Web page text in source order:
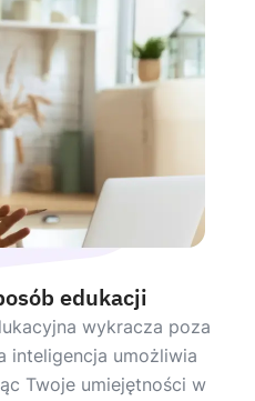
edukacji
wykracza poza
inteligencja umożliwia
Twoje umiejętności w